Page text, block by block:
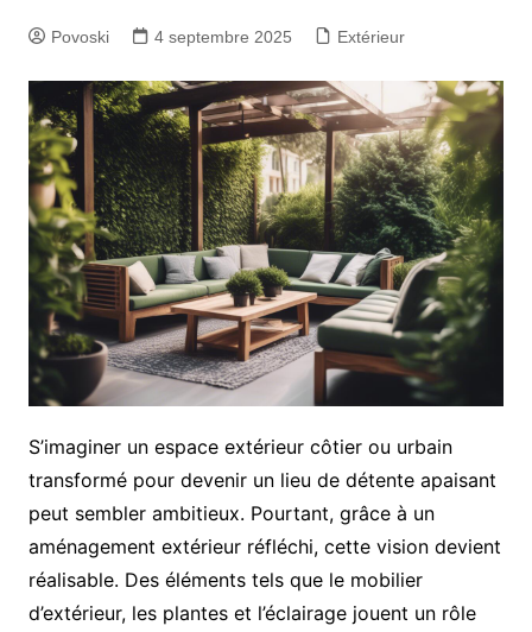
Povoski 4 septembre 2025 Extérieur
S’imaginer un espace extérieur côtier ou urbain
transformé pour devenir un lieu de détente apaisant
peut sembler ambitieux. Pourtant, grâce à un
aménagement extérieur réfléchi, cette vision devient
réalisable. Des éléments tels que le mobilier
d’extérieur, les plantes et l’éclairage jouent un rôle